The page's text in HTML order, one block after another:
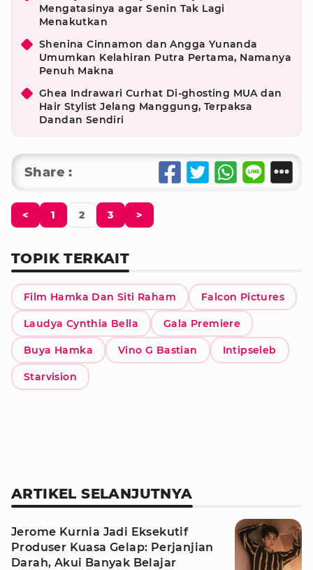
Mengatasinya agar Senin Tak Lagi
Menakutkan
Shenina Cinnamon dan Angga Yunanda
Umumkan Kelahiran Putra Pertama, Namanya
Penuh Makna
Ghea Indrawari Curhat Di-ghosting MUA dan
Hair Stylist Jelang Manggung, Terpaksa
Dandan Sendiri
Share :
< 1 2 3 >
TOPIK TERKAIT
Film Hamka Dan Siti Raham Falcon Pictures
Laudya Cynthia Bella Gala Premiere
Buya Hamka Vino G Bastian Intipseleb
Starvision
ARTIKEL SELANJUTNYA
Jerome Kurnia Jadi Eksekutif
Produser Kuasa Gelap: Perjanjian
Darah, Akui Banyak Belajar